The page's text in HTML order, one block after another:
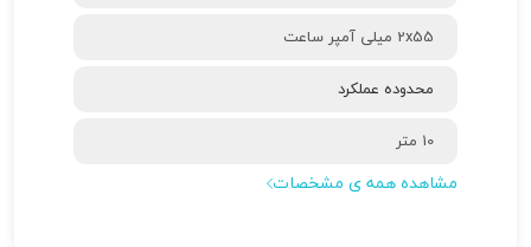
2x55 میلی آمپر ساعت
محدوده عملکرد
10 متر
مشاهده همه ی مشخصات